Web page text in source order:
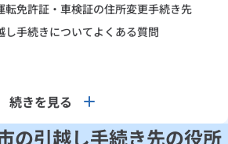
転免許証・車検証の住所変更手続き先
し手続きについてよくある質問
続きを見る
の引越し手続き先の役所